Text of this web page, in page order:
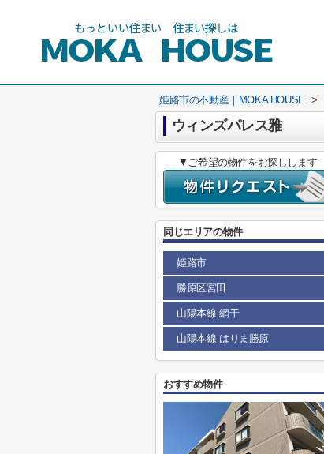
姫路市の不動産｜MOKA HOUSE >
ウィンズパレス雅
▼ご希望の物件をお探しします
同じエリアの物件
姫路市
勝原区宮田
山陽本線 網干
山陽本線 はりま勝原
おすすめ物件